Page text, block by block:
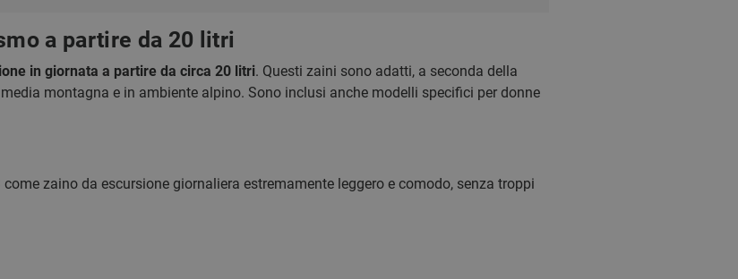
a partire da 20 litri
in giornata a partire da circa 20 litri. Questi zaini sono adatti, a seconda della
montagna e in ambiente alpino. Sono inclusi anche modelli specifici per donne
zaino da escursione giornaliera estremamente leggero e comodo, senza troppi